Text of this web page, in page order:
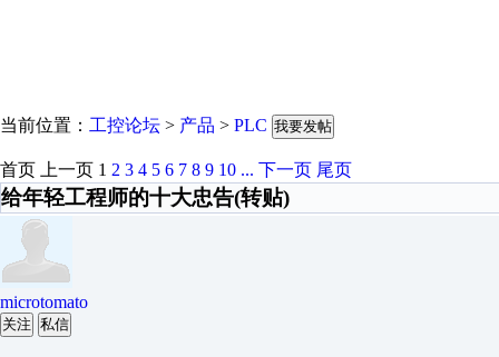
当前位置： 工控论坛 > 产品 > PLC 我要发帖
首页 上一页 1 2 3 4 5 6 7 8 9 10 ... 下一页 尾页
给年轻工程师的十大忠告(转贴)
microtomato
关注 私信